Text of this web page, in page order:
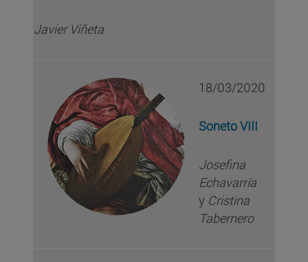
Javier Viñeta
18/03/2020
Soneto VIII
Josefina
Echavarría
y Cristina
Tabernero